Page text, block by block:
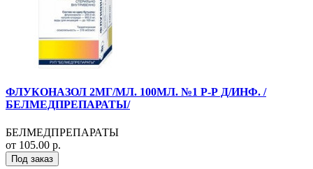
ФЛУКОНАЗОЛ 2МГ/МЛ. 100МЛ. №1 Р-Р Д/ИНФ. /
БЕЛМЕДПРЕПАРАТЫ/
БЕЛМЕДПРЕПАРАТЫ
от 105.00 р.
Под заказ